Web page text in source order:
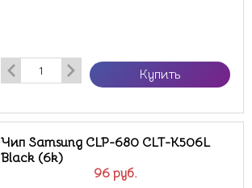
Купить
96 руб.
Чип Samsung CLP-680 CLT-K506L
Black (6k)